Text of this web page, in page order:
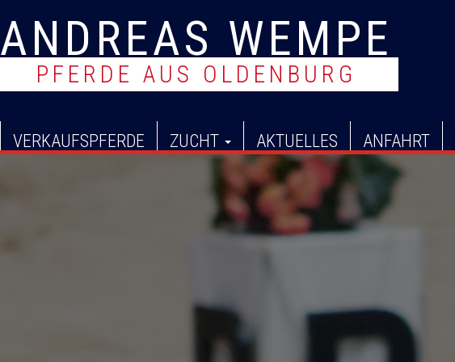
ANDREAS WEMPE
PFERDE AUS OLDENBURG
S
k
o
VERKAUFSPFERDE ZUCHT AKTUELLES ANFAHRT